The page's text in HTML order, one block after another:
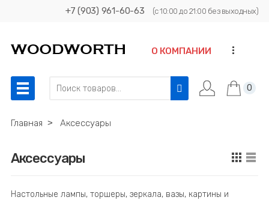
+7 (903) 961-60-63 (с 10:00 до 21:00 без выходных)
О КОМПАНИИ ...
0
Главная ˃ Аксессуары
Аксессуары
Настольные лампы, торшеры, зеркала, вазы, картины и